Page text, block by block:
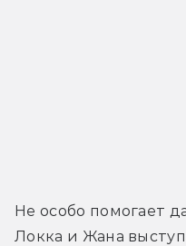
Не особо помогает
Локка и Жана